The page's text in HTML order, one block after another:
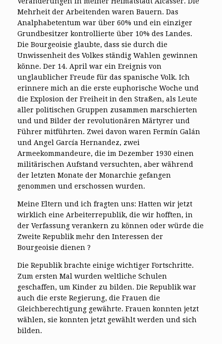
Mehrheit der Arbeitenden waren Bauern. Das
Analphabetentum war über 60% und ein einziger
Grundbesitzer kontrollierte über 10% des Landes.
Die Bourgeoisie glaubte, dass sie durch die
Unwissenheit des Volkes ständig Wahlen gewinnen
könne. Der 14. April war ein Ereignis von
unglaublicher Freude für das spanische Volk. Ich
erinnere mich an die erste euphorische Woche und
die Explosion der Freiheit in den Straßen, als Leute
aller politischen Gruppen zusammen marschierten
und und Bilder der revolutionären Märtyrer und
Führer mitführten. Zwei davon waren Fermín Galán
und Angel García Hernandez, zwei
Armeekommandeure, die im Dezember 1930 einen
militärischen Aufstand versuchten, aber während
der letzten Monate der Monarchie gefangen
genommen und erschossen wurden.
Meine Eltern und ich fragten uns: Hatten wir jetzt
wirklich eine Arbeiterrepublik, die wir hofften, in
der Verfassung verankern zu können oder würde die
Zweite Republik mehr den Interessen der
Bourgeoisie dienen ?
Die Republik brachte einige wichtiger Fortschritte.
Zum ersten Mal wurden weltliche Schulen
geschaffen, um Kinder zu bilden. Die Republik war
auch die erste Regierung, die Frauen die
Gleichberechtigung gewährte. Frauen konnten jetzt
wählen, sie konnten jetzt gewählt werden und sich
bilden.